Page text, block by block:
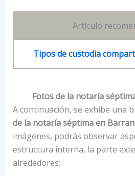
Artículo
Tipos de custodia
Fotos de la notaría
A continuación, se exhibe una
de la notaría séptima en
imágenes, podrás observar
estructura interna, la parte
alrededores: